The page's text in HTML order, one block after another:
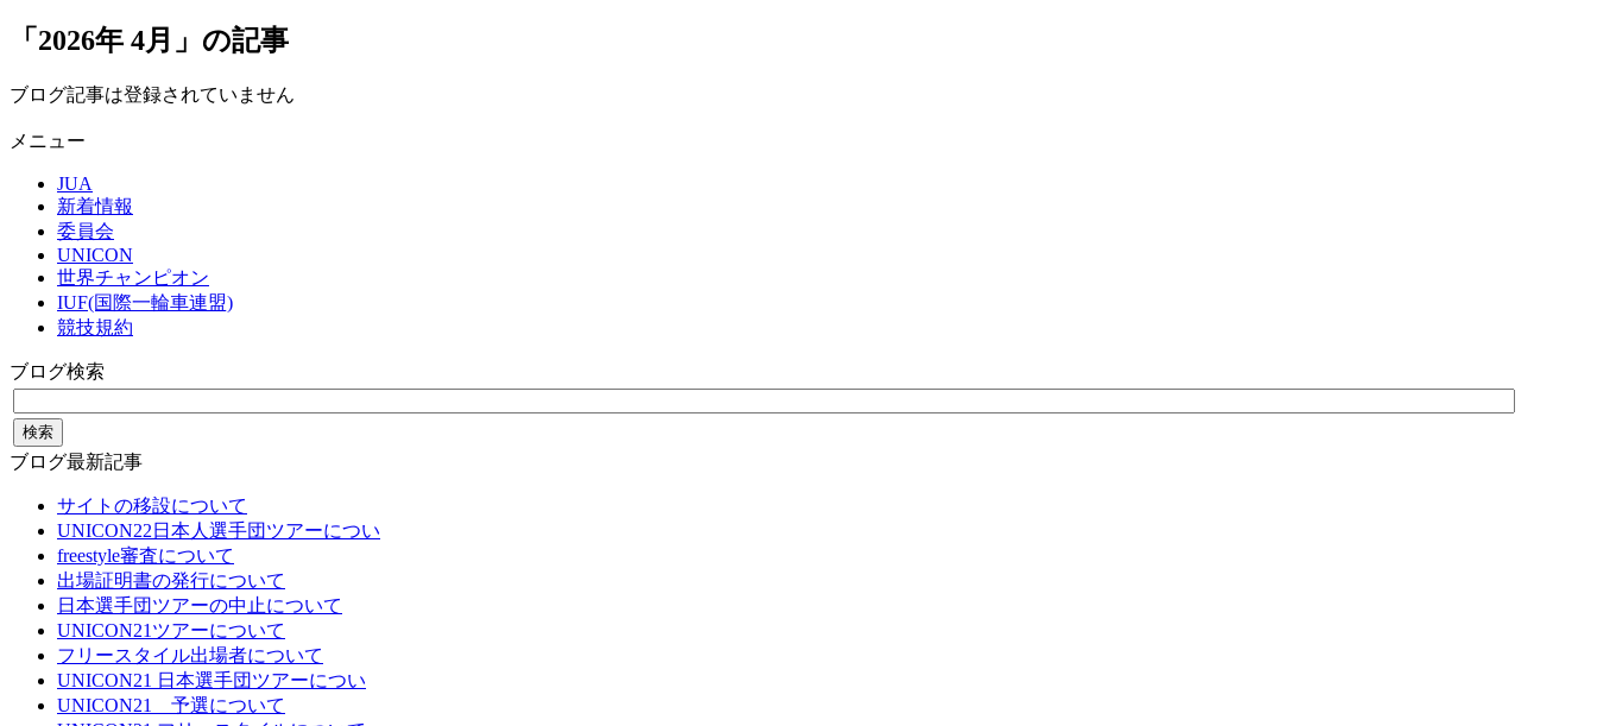
「2026年 4月」の記事
ブログ記事は登録されていません
メニュー
JUA
新着情報
委員会
UNICON
世界チャンピオン
IUF(国際一輪車連盟)
競技規約
ブログ検索
ブログ最新記事
サイトの移設について
UNICON22日本人選手団ツアーについ
freestyle審査について
出場証明書の発行について
日本選手団ツアーの中止について
UNICON21ツアーについて
フリースタイル出場者について
UNICON21 日本選手団ツアーについ
UNICON21 予選について